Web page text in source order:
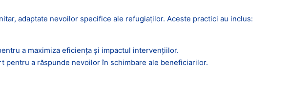
adaptate nevoilor specifice ale refugiaților. Aceste practici au inclus:
a maximiza eficiența și impactul intervențiilor.
a răspunde nevoilor în schimbare ale beneficiarilor.